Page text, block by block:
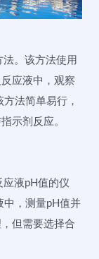
。该方法使用
应液中，观察
法简单易行，
示剂反应。
液pH值的仪
中，测量pH值并
但需要选择合